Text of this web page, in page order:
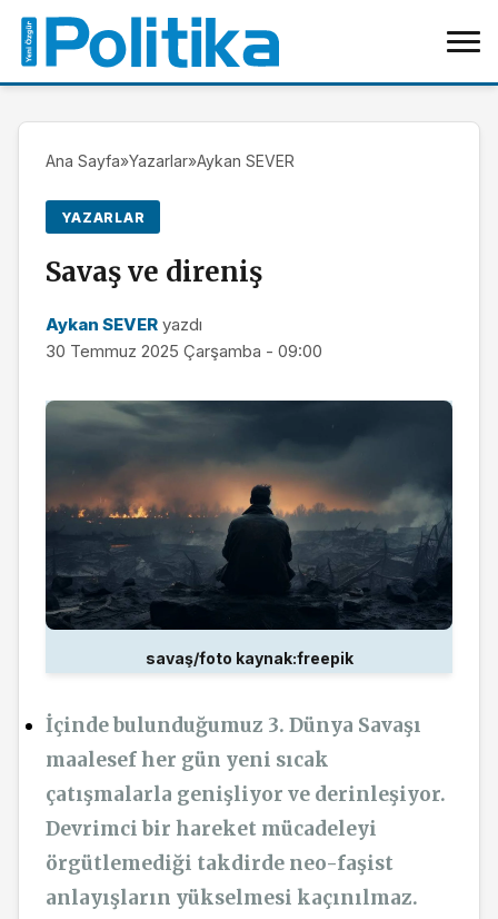
Ana Sayfa»Yazarlar»Aykan SEVER
YAZARLAR
Savaş ve direniş
Aykan SEVER yazdı
30 Temmuz 2025 Çarşamba - 09:00
savaş/foto kaynak:freepik
İçinde bulunduğumuz 3. Dünya Savaşı
maalesef her gün yeni sıcak
çatışmalarla genişliyor ve derinleşiyor.
Devrimci bir hareket mücadeleyi
örgütlemediği takdirde neo-faşist
anlayışların yükselmesi kaçınılmaz.